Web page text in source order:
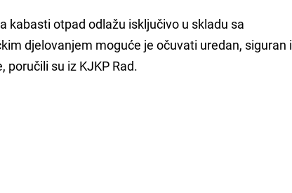
kabasti otpad odlažu isključivo u skladu sa
djelovanjem moguće je očuvati uredan, siguran i
su iz KJKP Rad.